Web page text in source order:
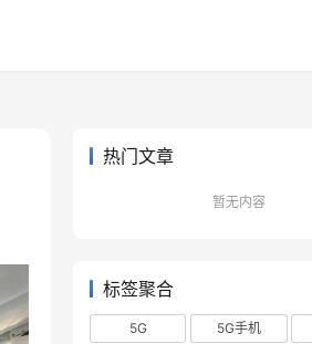
热门文章
暂无内容
标签聚合
5G 5G手机